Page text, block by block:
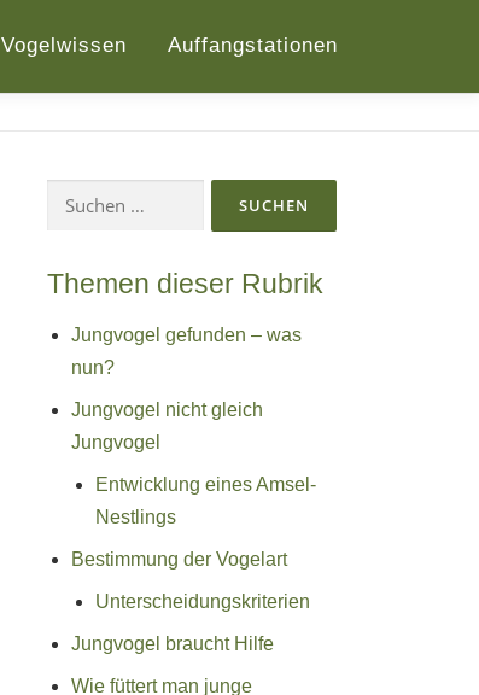
Vogelwissen Auffangstationen
nach:
Themen dieser Rubrik
Jungvogel gefunden – was
nun?
Jungvogel nicht gleich
Jungvogel
Entwicklung eines Amsel-
Nestlings
Bestimmung der Vogelart
Unterscheidungskriterien
Jungvogel braucht Hilfe
Wie füttert man junge